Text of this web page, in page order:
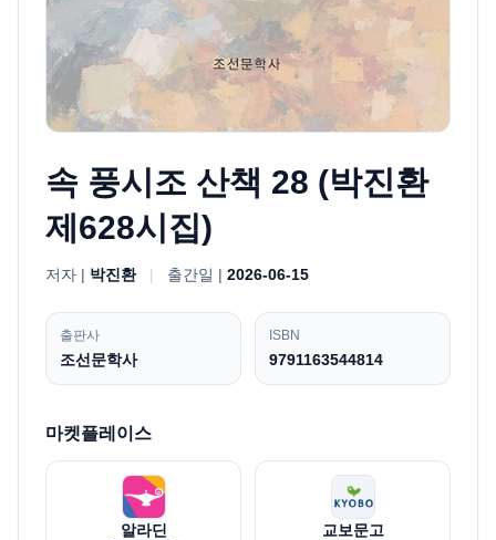
속 풍시조 산책 28 (박진환
제628시집)
저자 | 박진환 | 출간일 | 2026-06-15
출판사
조선문학사
ISBN
9791163544814
마켓플레이스
알라딘 교보문고